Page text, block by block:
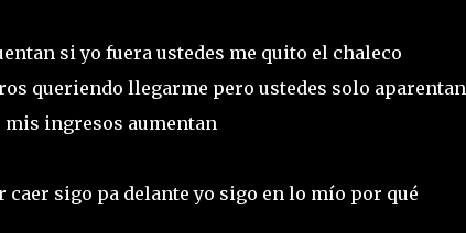
si yo fuera ustedes me quito el chaleco
queriendo llegarme pero ustedes solo aparentan
ingresos aumentan
caer sigo pa delante yo sigo en lo mío por qué